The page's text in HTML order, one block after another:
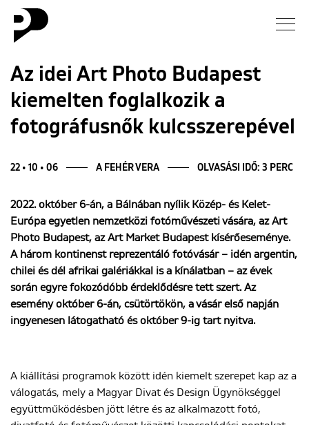
Hírek
Galéria
Blog
Rólunk
Az idei Art Photo Budapest
kiemelten foglalkozik a
fotográfusnők kulcsszerepével
22 • 10 • 06 A FEHÉR VERA OLVASÁSI IDŐ: 3 PERC
2022. október 6-án, a Bálnában nyílik Közép- és Kelet-
Európa egyetlen nemzetközi fotóművészeti vására, az Art
Photo Budapest, az Art Market Budapest kísérőeseménye.
A három kontinenst reprezentáló fotóvásár – idén argentin,
chilei és dél afrikai galériákkal is a kínálatban – az évek
során egyre fokozódóbb érdeklődésre tett szert. Az
esemény október 6-án, csütörtökön, a vásár első napján
ingyenesen látogatható és október 9-ig tart nyitva.
A kiállítási programok között idén kiemelt szerepet kap az a
válogatás, mely a Magyar Divat és Design Ügynökséggel
együttműködésben jött létre és az alkalmazott fotó,